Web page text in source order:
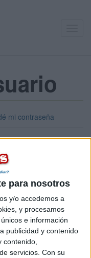
para nosotros
y/o accedemos a
y procesamos
e información
publicidad y contenido
contenido,
servicios. Con su
mi contraseña
de usuario o tu
tu nombre de usuario